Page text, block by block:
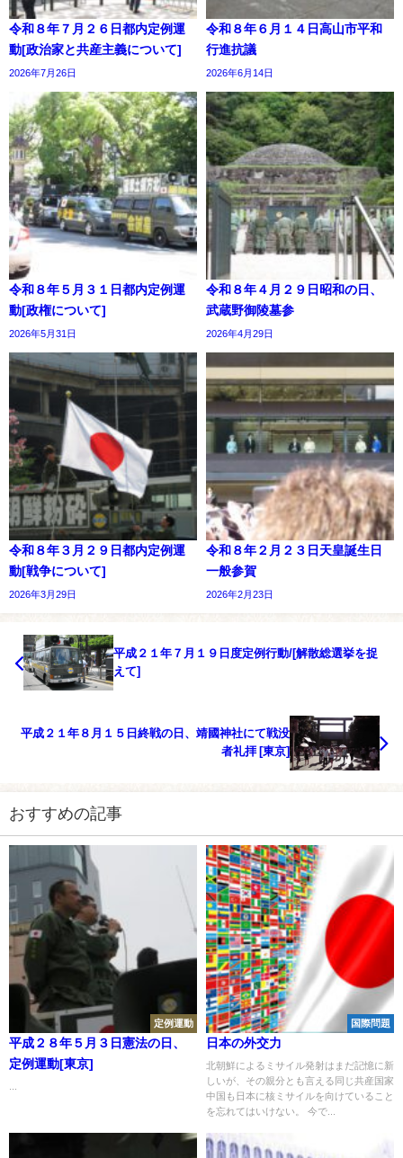
令和８年７月２６日都内定例運
動[政治家と共産主義について]
2026年7月26日
令和８年６月１４日高山市平和
行進抗議
2026年6月14日
令和８年５月３１日都内定例運
動[政権について]
2026年5月31日
令和８年４月２９日昭和の日、
武蔵野御陵墓参
2026年4月29日
令和８年３月２９日都内定例運
動[戦争について]
2026年3月29日
令和８年２月２３日天皇誕生日
一般参賀
2026年2月23日
平成２１年７月１９日度定例行動/[解散総選挙を捉
えて]
平成２１年８月１５日終戦の日、靖國神社にて戦没
者礼拝 [東京]
おすすめの記事
定例運動
平成２８年５月３日憲法の日、
定例運動[東京]
国際問題
日本の外交力
北朝鮮によるミサイル発射はまだ記憶に新
しいが、その親分とも言える同じ共産国家
中国も日本に核ミサイルを向けていること
を忘れてはいけない。 今で...